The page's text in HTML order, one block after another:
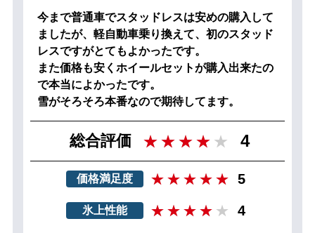
今まで普通車でスタッドレスは安めの購入して
ましたが、軽自動車乗り換えて、初のスタッド
レスですがとてもよかったです。
また価格も安くホイールセットが購入出来たの
で本当によかったです。
雪がそろそろ本番なので期待してます。
総合評価 4
価格満足度 5
氷上性能 4